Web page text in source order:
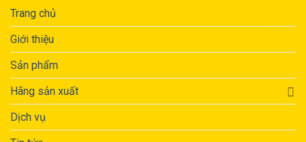
Trang chủ
Giới thiệu
Sản phẩm
Hãng sản xuất
Dịch vụ